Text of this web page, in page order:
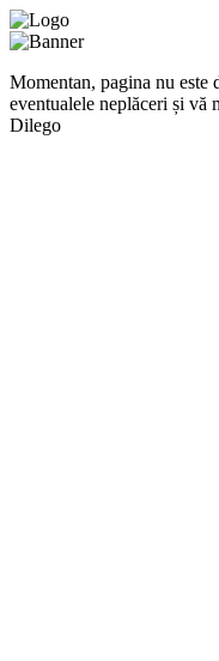
Momentan, pagina nu este
eventualele neplăceri și vă
Dilego